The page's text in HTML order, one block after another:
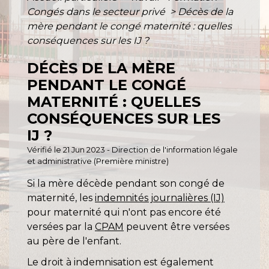
Congés dans le secteur privé > Décès de la
mère pendant le congé maternité : quelles
conséquences sur les IJ ?
DÉCÈS DE LA MÈRE
PENDANT LE CONGÉ
MATERNITÉ : QUELLES
CONSÉQUENCES SUR LES
IJ ?
Vérifié le 21 Jun 2023 - Direction de l'information légale
et administrative (Première ministre)
Si la mère décède pendant son congé de
maternité, les indemnités journalières (IJ)
pour maternité qui n'ont pas encore été
versées par la CPAM peuvent être versées
au père de l'enfant.
Le droit à indemnisation est également